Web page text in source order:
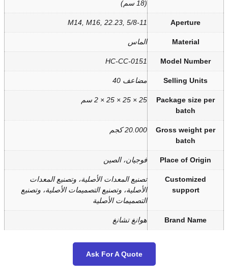
M14, M16, 22.23, 5/
HC-CC-
كجم
الصين
المعدات الأصلية، وتصنيع المعدات
وتصنيع التصميمات الأصلية، وتصنيع
تشانغ